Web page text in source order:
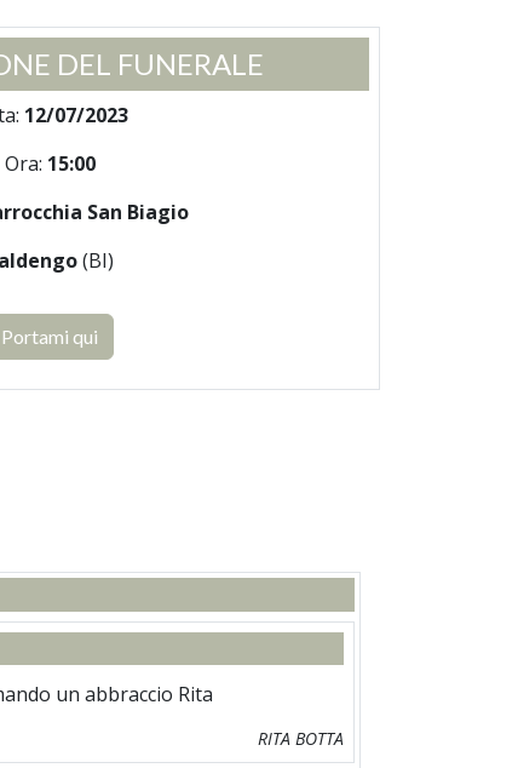
DEL FUNERALE
12/07/2023
Ora: 15:00
San Biagio
(BI)
Portami qui
un abbraccio Rita
RITA BOTTA